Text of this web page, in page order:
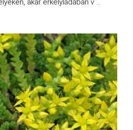
akár erkélyládában v ...